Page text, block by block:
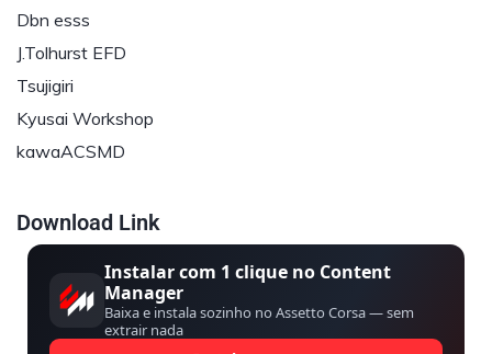
Dbn esss
J.Tolhurst EFD
Tsujigiri
Kyusai Workshop
kawaACSMD
Download Link
Instalar com 1 clique no Content
Manager
Baixa e instala sozinho no Assetto Corsa — sem
extrair nada